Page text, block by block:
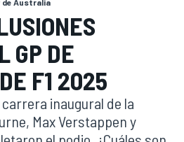
de Australia
GP DE
F1 2025
inaugural de la
Max Verstappen y